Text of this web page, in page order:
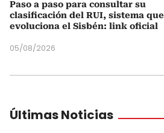
Paso a paso para consultar su
clasificación del RUI, sistema que
evoluciona el Sisbén: link oficial
05/08/2026
Últimas Noticias